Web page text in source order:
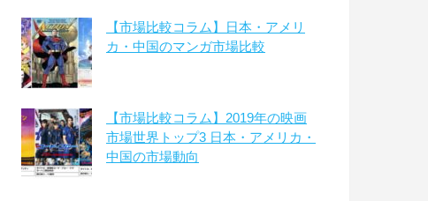
【市場比較コラム】日本・アメリ
カ・中国のマンガ市場比較
【市場比較コラム】2019年の映画
市場世界トップ3 日本・アメリカ・
中国の市場動向